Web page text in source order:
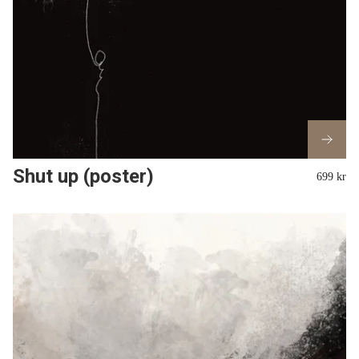
Shut up (poster) 699 kr